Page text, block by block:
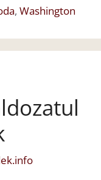
,Washington